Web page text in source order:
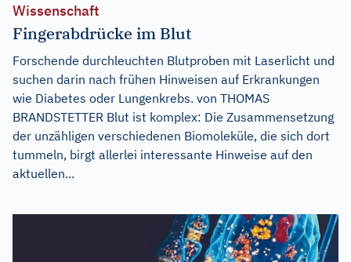
Wissenschaft
Fingerabdrücke im Blut
Forschende durchleuchten Blutproben mit Laserlicht und
suchen darin nach frühen Hinweisen auf Erkrankungen
wie Diabetes oder Lungenkrebs. von THOMAS
BRANDSTETTER Blut ist komplex: Die Zusammensetzung
der unzähligen verschiedenen Biomoleküle, die sich dort
tummeln, birgt allerlei interessante Hinweise auf den
aktuellen...